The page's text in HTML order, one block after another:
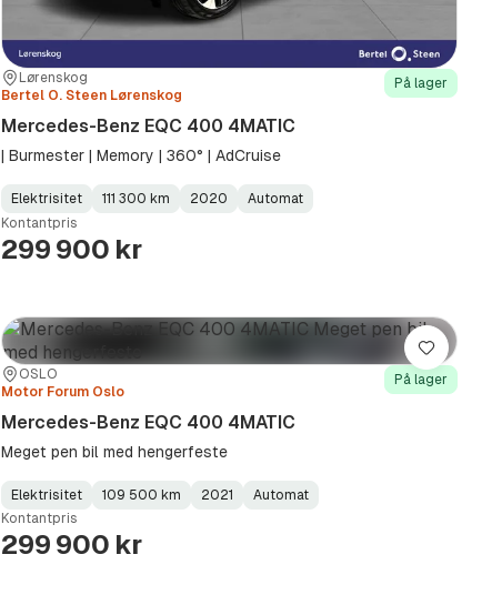
Sted:Lørenskog
Forhandler:
Bertel O. Steen Lørenskog
På lager
Mercedes-Benz EQC 400 4MATIC
| Burmester | Memory | 360° | AdCruise
Fuel
Type:
Elektrisitet
Kilometerstand:
111 300 km
Model
Year:
2020
Gearbox
Type:
Automat
Kontantpris
299 900 kr
Sted:
OSLO
Forhandler:
Motor Forum Oslo
På lager
Mercedes-Benz EQC 400 4MATIC
Meget pen bil med hengerfeste
Fuel
Type:
Elektrisitet
Kilometerstand :
109 500 km
Model
Year:
2021
Gearbox
Type:
Automat
Kontantpris
299 900 kr
Lagre